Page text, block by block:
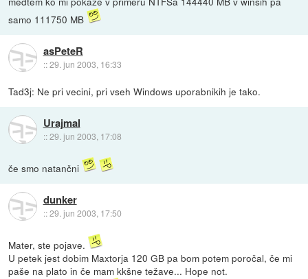
samo 111750 MB
asPeteR
::29. jun 2003, 16:33
Tad3j: Ne pri vecini, pri vseh Windows uporabnikih je tako.
Urajmal
::29. jun 2003, 17:08
če smo natančni
dunker
::29. jun 2003, 17:50
Mater, ste pojave.
U petek jest dobim Maxtorja 120 GB pa bom potem poročal, če mi
paše na plato in če mam kkšne težave... Hope not.